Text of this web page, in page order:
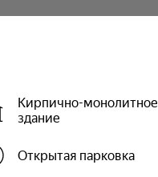
Кирпично-монолитное
здание
Открытая парковка